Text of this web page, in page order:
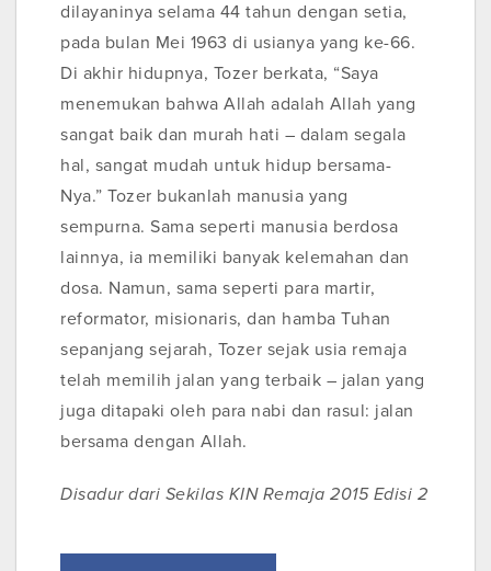
dilayaninya selama 44 tahun dengan setia,
pada bulan Mei 1963 di usianya yang ke-66.
Di akhir hidupnya, Tozer berkata, “Saya
menemukan bahwa Allah adalah Allah yang
sangat baik dan murah hati – dalam segala
hal, sangat mudah untuk hidup bersama-
Nya.” Tozer bukanlah manusia yang
sempurna. Sama seperti manusia berdosa
lainnya, ia memiliki banyak kelemahan dan
dosa. Namun, sama seperti para martir,
reformator, misionaris, dan hamba Tuhan
sepanjang sejarah, Tozer sejak usia remaja
telah memilih jalan yang terbaik – jalan yang
juga ditapaki oleh para nabi dan rasul: jalan
bersama dengan Allah.
Disadur dari Sekilas KIN Remaja 2015 Edisi 2